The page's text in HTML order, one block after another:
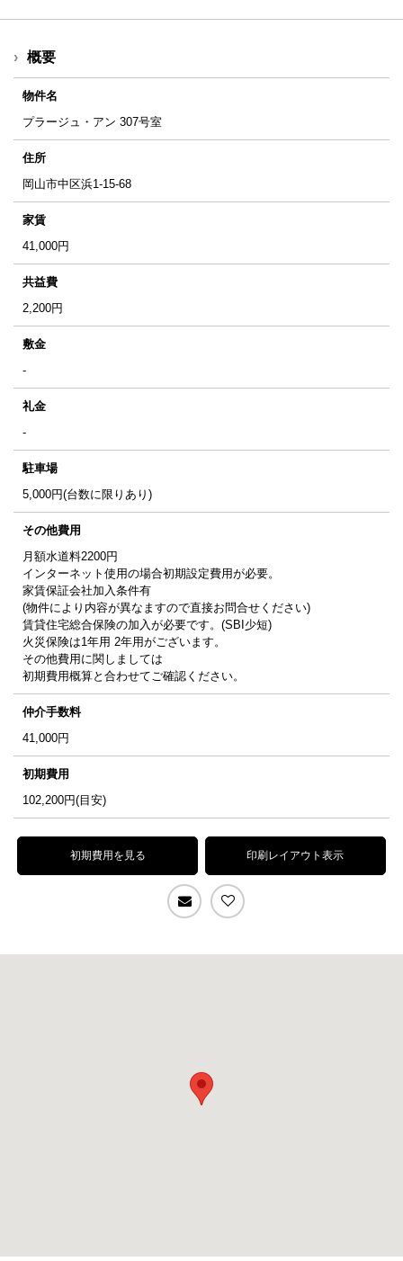
概要
物件名
プラージュ・アン 307号室
住所
岡山市中区浜1-15-68
家賃
41,000円
共益費
2,200円
敷金
-
礼金
-
駐車場
5,000円(台数に限りあり)
その他費用
月額水道料2200円
インターネット使用の場合初期設定費用が必要。
家賃保証会社加入条件有
(物件により内容が異なますので直接お問合せください)
賃貸住宅総合保険の加入が必要です。(SBI少短)
火災保険は1年用 2年用がございます。
その他費用に関しましては
初期費用概算と合わせてご確認ください。
仲介手数料
41,000円
初期費用
102,200円(目安)
初期費用を見る 印刷レイアウト表示